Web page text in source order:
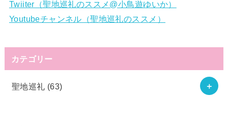
Twiiter（聖地巡礼のススメ@小鳥遊ゆいか）
Youtubeチャンネル（聖地巡礼のススメ）
カテゴリー
聖地巡礼 (63)